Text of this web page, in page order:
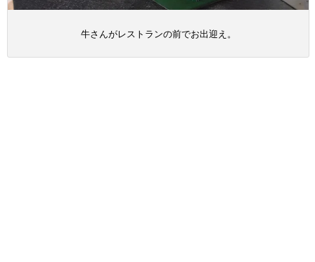
牛さんがレストランの前でお出迎え。